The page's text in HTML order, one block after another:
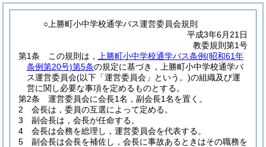
○上勝町小中学校通学バス運営委員会規則
平成3年6月21日
教委規則第1号
第1条
この規則は， 上勝町小中学校通学バス条例(昭和61年
条例第20号)第5条の規定に基づき，上勝町小中学校通学バ
ス運営委員会(以下「運営委員会」という。)の組織及び運
営に関し必要な事項を定めるものとする。
第2条
運営委員会に会長1名，副会長1名を置く。
2
会長は，委員の互選によって定める。
3
副会長は，会長が任命する。
4
会長は会務を総理し，運営委員会を代表する。
5
副会長は会長を補佐し，会長に事故あるときはその職務を